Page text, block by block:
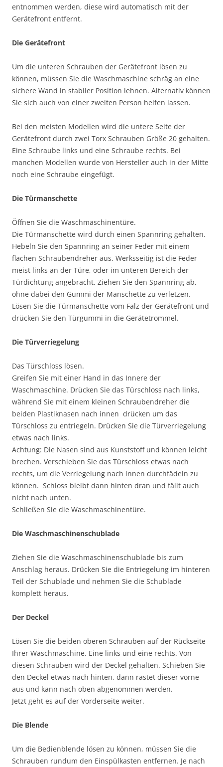
entnommen werden, diese wird automatisch mit der
Gerätefront entfernt.
Die Gerätefront
Um die unteren Schrauben der Gerätefront lösen zu
können, müssen Sie die Waschmaschine schräg an eine
sichere Wand in stabiler Position lehnen. Alternativ können
Sie sich auch von einer zweiten Person helfen lassen.
Bei den meisten Modellen wird die untere Seite der
Gerätefront durch zwei Torx Schrauben Größe 20 gehalten.
Eine Schraube links und eine Schraube rechts. Bei
manchen Modellen wurde von Hersteller auch in der Mitte
noch eine Schraube eingefügt.
Die Türmanschette
Öffnen Sie die Waschmaschinentüre.
Die Türmanschette wird durch einen Spannring gehalten.
Hebeln Sie den Spannring an seiner Feder mit einem
flachen Schraubendreher aus. Werksseitig ist die Feder
meist links an der Türe, oder im unteren Bereich der
Türdichtung angebracht. Ziehen Sie den Spannring ab,
ohne dabei den Gummi der Manschette zu verletzen.
Lösen Sie die Türmanschette vom Falz der Gerätefront und
drücken Sie den Türgummi in die Gerätetrommel.
Die Türverriegelung
Das Türschloss lösen.
Greifen Sie mit einer Hand in das Innere der
Waschmaschine. Drücken Sie das Türschloss nach links,
während Sie mit einem kleinen Schraubendreher die
beiden Plastiknasen nach innen drücken um das
Türschloss zu entriegeln. Drücken Sie die Türverriegelung
etwas nach links.
Achtung: Die Nasen sind aus Kunststoff und können leicht
brechen. Verschieben Sie das Türschloss etwas nach
rechts, um die Verriegelung nach innen durchfädeln zu
können. Schloss bleibt dann hinten dran und fällt auch
nicht nach unten.
Schließen Sie die Waschmaschinentüre.
Die Waschmaschinenschublade
Ziehen Sie die Waschmaschinenschublade bis zum
Anschlag heraus. Drücken Sie die Entriegelung im hinteren
Teil der Schublade und nehmen Sie die Schublade
komplett heraus.
Der Deckel
Lösen Sie die beiden oberen Schrauben auf der Rückseite
Ihrer Waschmaschine. Eine links und eine rechts. Von
diesen Schrauben wird der Deckel gehalten. Schieben Sie
den Deckel etwas nach hinten, dann rastet dieser vorne
aus und kann nach oben abgenommen werden.
Jetzt geht es auf der Vorderseite weiter.
Die Blende
Um die Bedienblende lösen zu können, müssen Sie die
Schrauben rundum den Einspülkasten entfernen. Je nach